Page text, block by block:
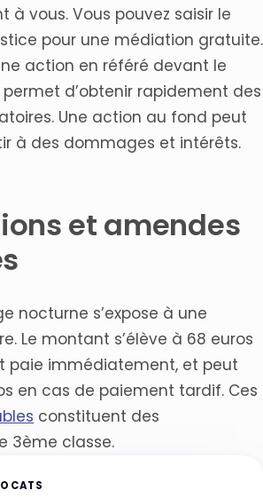
à vous. Vous pouvez saisir le
pour une médiation gratuite.
action en référé devant le
d’obtenir rapidement des
Une action au fond peut
à des dommages et intérêts.
et amendes
nocturne s’expose à une
Le montant s’élève à 68 euros
paie immédiatement, et peut
en cas de paiement tardif. Ces
constituent des
3ème classe.